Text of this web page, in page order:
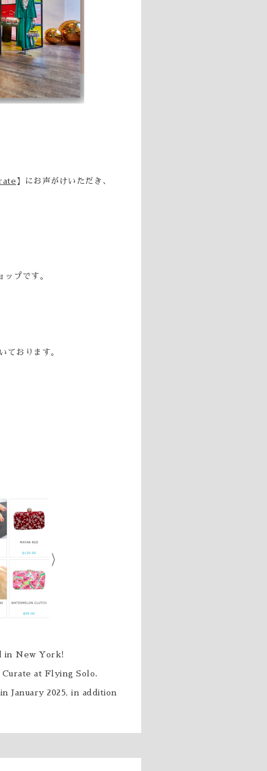
】にお声がけいただき、
プです。
ております。
in New York!
at Flying Solo.
January 2025, in addition